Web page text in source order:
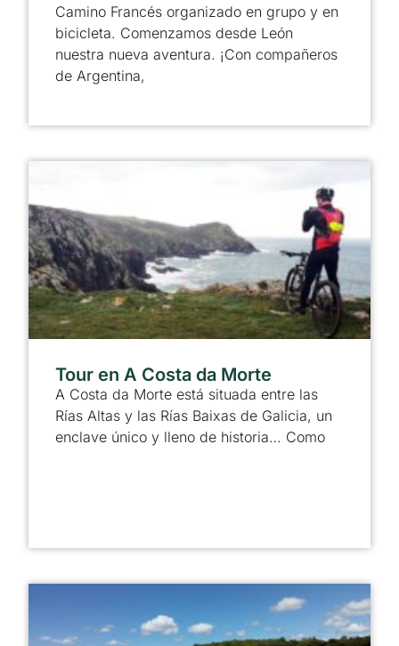
Camino Francés organizado en grupo y en
bicicleta. Comenzamos desde León
nuestra nueva aventura. ¡Con compañeros
de Argentina,
Tour en A Costa da Morte
A Costa da Morte está situada entre las
Rías Altas y las Rías Baixas de Galicia, un
enclave único y lleno de historia… Como